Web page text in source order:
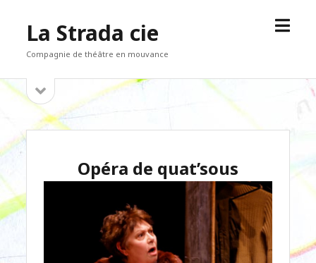
La Strada cie
Compagnie de théâtre en mouvance
open
Sidebar
sidebar
Opéra de quat’sous